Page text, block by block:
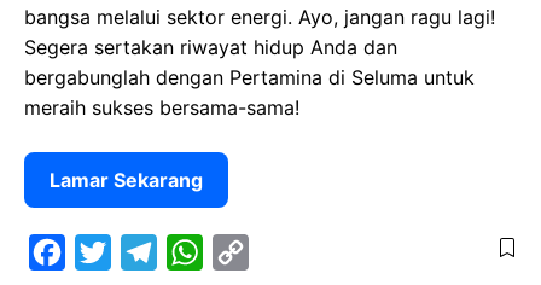
bangsa melalui sektor energi. Ayo, jangan ragu lagi!
Segera sertakan riwayat hidup Anda dan
bergabunglah dengan Pertamina di Seluma untuk
meraih sukses bersama-sama!
Lamar Sekarang